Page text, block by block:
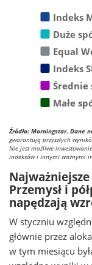
Indeks
Duże
Equal
Indeks
Średnie
Małe
Źródło: Morningstar. Dane
gwarantują przyszłych
Nie jest możliwe
indeksów i innymi ważnymi
Przemysł i
napędzają
W styczniu
głównie przez
w tym miesiącu